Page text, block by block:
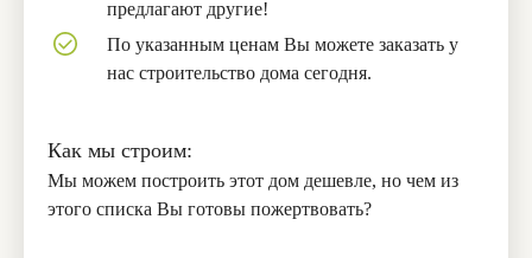
предлагают другие!
По указанным ценам Вы можете заказать у
нас строительство дома сегодня.
Как мы строим:
Мы можем построить этот дом дешевле, но чем из
этого списка Вы готовы пожертвовать?